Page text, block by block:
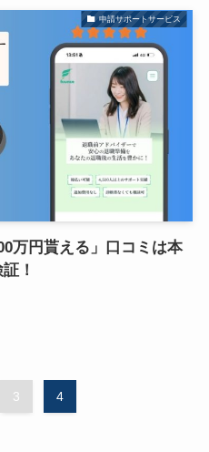
申請サポートサービス
万円貰える」口コミは本
！
3 4